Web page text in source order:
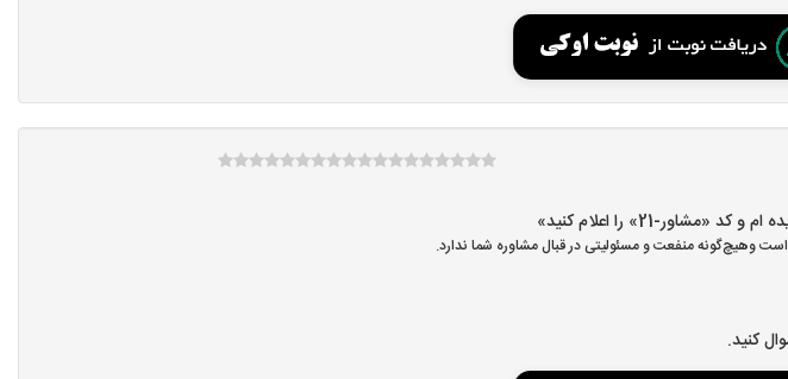
21» را اعلام کنید»
وهیچ‌گونه منفعت و مسئولیتی در قبال مشاوره شما ندارد.
کنید.